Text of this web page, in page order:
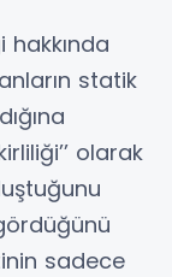
statik
olarak
sadece